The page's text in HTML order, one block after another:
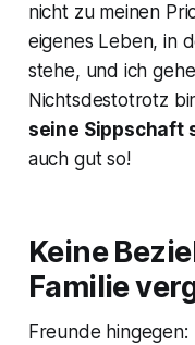
nicht zu meinen
eigenes Leben, in
stehe, und ich
Nichtsdestotrotz
seine Sippschaft
auch gut so!
Keine
Familie
Freunde